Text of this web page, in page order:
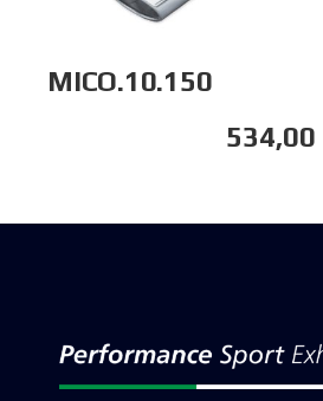
MICO.10.150
534,00